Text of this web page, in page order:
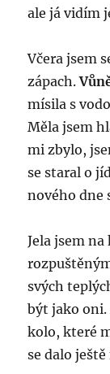
ale já vidím
Včera jsem
zápach.
mísila s
Měla jsem
mi zbylo,
se staral o
nového dne
Jela jsem
svých
být jako oni.
kolo, které
se dalo